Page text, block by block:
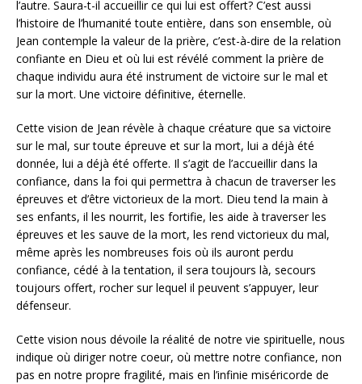
l’autre. Saura-t-il accueillir ce qui lui est offert? C’est aussi
l’histoire de l’humanité toute entière, dans son ensemble, où
Jean contemple la valeur de la prière, c’est-à-dire de la relation
confiante en Dieu et où lui est révélé comment la prière de
chaque individu aura été instrument de victoire sur le mal et
sur la mort. Une victoire définitive, éternelle.
Cette vision de Jean révèle à chaque créature que sa victoire
sur le mal, sur toute épreuve et sur la mort, lui a déjà été
donnée, lui a déjà été offerte. Il s’agit de l’accueillir dans la
confiance, dans la foi qui permettra à chacun de traverser les
épreuves et d’être victorieux de la mort. Dieu tend la main à
ses enfants, il les nourrit, les fortifie, les aide à traverser les
épreuves et les sauve de la mort, les rend victorieux du mal,
même après les nombreuses fois où ils auront perdu
confiance, cédé à la tentation, il sera toujours là, secours
toujours offert, rocher sur lequel il peuvent s’appuyer, leur
défenseur.
Cette vision nous dévoile la réalité de notre vie spirituelle, nous
indique où diriger notre coeur, où mettre notre confiance, non
pas en notre propre fragilité, mais en l’infinie miséricorde de